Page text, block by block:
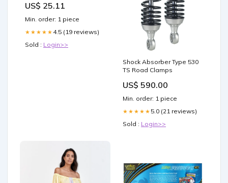
US$ 25.11
Min. order: 1 piece
★★★★★ 4.5 (19 reviews)
Sold : Login>>
Shock Absorber Type 530
TS Road Clamps
US$ 590.00
Min. order: 1 piece
★★★★★ 5.0 (21 reviews)
Sold : Login>>